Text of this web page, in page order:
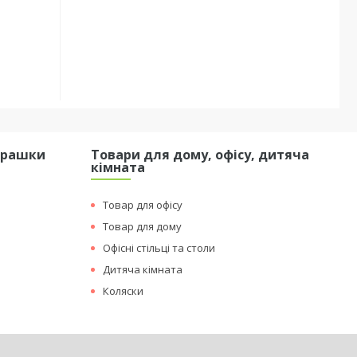
Товари для дому, офісу, дитяча
кімната
Товар для офісу
Товар для дому
Офісні стільці та столи
Дитяча кімната
Коляски